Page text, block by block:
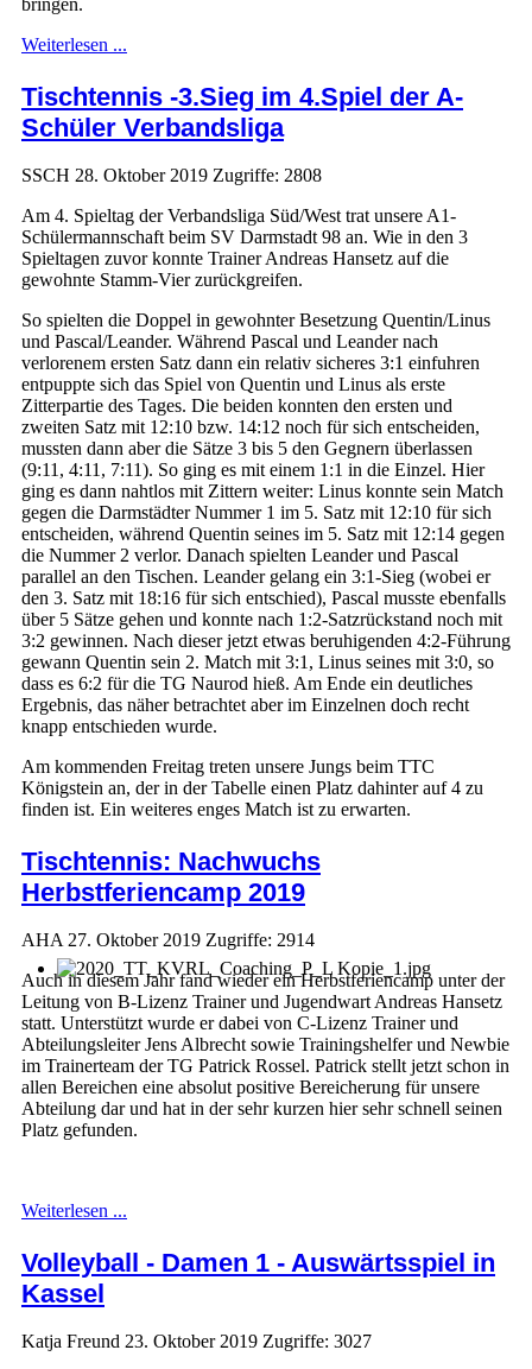
bringen.
Weiterlesen ...
Tischtennis -3.Sieg im 4.Spiel der A-
Schüler Verbandsliga
SSCH 28. Oktober 2019 Zugriffe: 2808
Am 4. Spieltag der Verbandsliga Süd/West trat unsere A1-
Schülermannschaft beim SV Darmstadt 98 an. Wie in den 3
Spieltagen zuvor konnte Trainer Andreas Hansetz auf die
gewohnte Stamm-Vier zurückgreifen.
So spielten die Doppel in gewohnter Besetzung Quentin/Linus
und Pascal/Leander. Während Pascal und Leander nach
verlorenem ersten Satz dann ein relativ sicheres 3:1 einfuhren
entpuppte sich das Spiel von Quentin und Linus als erste
Zitterpartie des Tages. Die beiden konnten den ersten und
zweiten Satz mit 12:10 bzw. 14:12 noch für sich entscheiden,
mussten dann aber die Sätze 3 bis 5 den Gegnern überlassen
(9:11, 4:11, 7:11). So ging es mit einem 1:1 in die Einzel. Hier
ging es dann nahtlos mit Zittern weiter: Linus konnte sein Match
gegen die Darmstädter Nummer 1 im 5. Satz mit 12:10 für sich
entscheiden, während Quentin seines im 5. Satz mit 12:14 gegen
die Nummer 2 verlor. Danach spielten Leander und Pascal
parallel an den Tischen. Leander gelang ein 3:1-Sieg (wobei er
den 3. Satz mit 18:16 für sich entschied), Pascal musste ebenfalls
über 5 Sätze gehen und konnte nach 1:2-Satzrückstand noch mit
3:2 gewinnen. Nach dieser jetzt etwas beruhigenden 4:2-Führung
gewann Quentin sein 2. Match mit 3:1, Linus seines mit 3:0, so
dass es 6:2 für die TG Naurod hieß. Am Ende ein deutliches
Ergebnis, das näher betrachtet aber im Einzelnen doch recht
knapp entschieden wurde.
Am kommenden Freitag treten unsere Jungs beim TTC
Königstein an, der in der Tabelle einen Platz dahinter auf 4 zu
finden ist. Ein weiteres enges Match ist zu erwarten.
Tischtennis: Nachwuchs
Herbstferiencamp 2019
AHA 27. Oktober 2019 Zugriffe: 2914
Auch in diesem Jahr fand wieder ein Herbstferiencamp unter der
Leitung von B-Lizenz Trainer und Jugendwart Andreas Hansetz
statt. Unterstützt wurde er dabei von C-Lizenz Trainer und
Abteilungsleiter Jens Albrecht sowie Trainingshelfer und Newbie
im Trainerteam der TG Patrick Rossel. Patrick stellt jetzt schon in
allen Bereichen eine absolut positive Bereicherung für unsere
Abteilung dar und hat in der sehr kurzen hier sehr schnell seinen
Platz gefunden.
Weiterlesen ...
Volleyball - Damen 1 - Auswärtsspiel in
Kassel
Katja Freund 23. Oktober 2019 Zugriffe: 3027